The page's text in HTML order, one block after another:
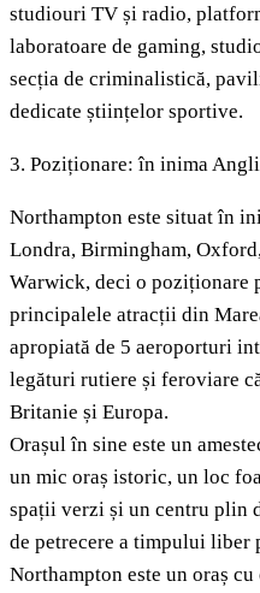
studiouri TV și radio,
laboratoare de gaming,
secția de criminalistică,
dedicate științelor sportive.
3. Poziționare: în inima
Northampton este situat în
Londra, Birmingham,
Warwick, deci o poziționare
principalele atracții din
apropiată de 5 aeroporturi
legături rutiere și feroviare
Britanie și Europa.
Orașul în sine este un
un mic oraș istoric, un loc
spații verzi și un centru plin
de petrecere a timpului liber
Northampton este un oraș